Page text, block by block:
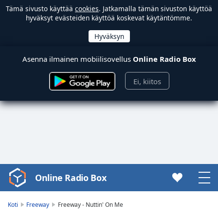
Tämä sivusto käyttää cookies. Jatkamalla tämän sivuston käyttöä
hyväksyt evästeiden käyttöä koskevat käytäntömme.
Asenna ilmainen mobiilisovellus Online Radio Box
Ei, kiitos
Video
Player
Online Radio Box
Koti Freeway Freeway - Nuttin' On Me